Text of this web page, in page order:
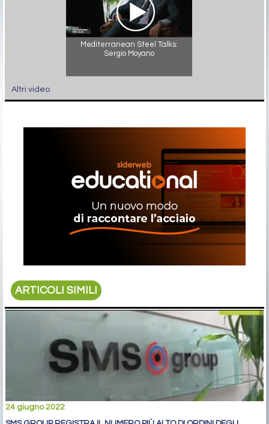
Mediterranean Steel Talks:
Sergio Moyano
Altri video
ARTICOLI SIMILI
24 giugno 2022